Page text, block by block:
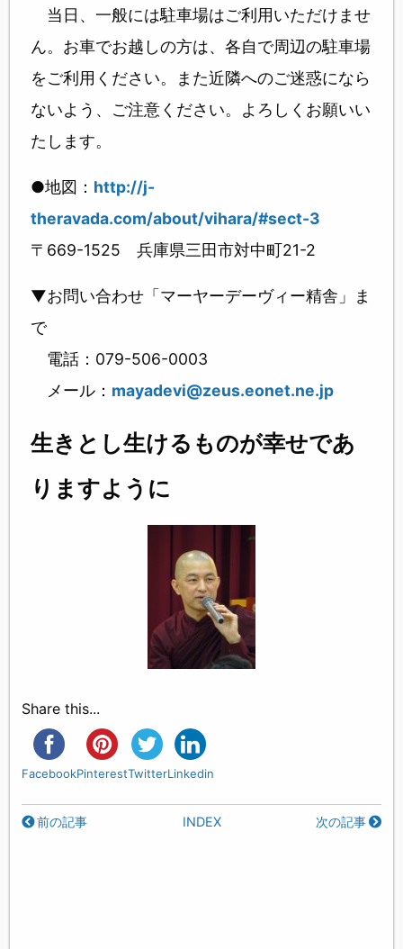
当日、一般には駐車場はご利用いただけませ
ん。お車でお越しの方は、各自で周辺の駐車場
をご利用ください。また近隣へのご迷惑になら
ないよう、ご注意ください。よろしくお願いい
たします。
●地図： http://j-
theravada.com/about/vihara/#sect-3
〒669-1525 兵庫県三田市対中町21-2
▼お問い合わせ「マーヤーデーヴィー精舎」ま
で
電話：079-506-0003
メール： mayadevi@zeus.eonet.ne.jp
生きとし生けるものが幸せであ
りますように
Share this...
FacebookPinterestTwitterLinkedin
前の記事 INDEX 次の記事